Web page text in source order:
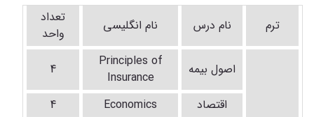
ترم
نام درس نام انگلیسی
تعداد
واحد
اصول بیمه
Principles of
Insurance
4
اقتصاد Economics
4